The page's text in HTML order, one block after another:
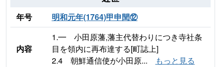
年号 明和元年(1764)甲申閏⑫
内容
1.━ 小田原藩,藩主代替わりにつき寺社条
目を領内に再布達する[町誌上]
2.4 朝鮮通信使が小田原...
もっと見る